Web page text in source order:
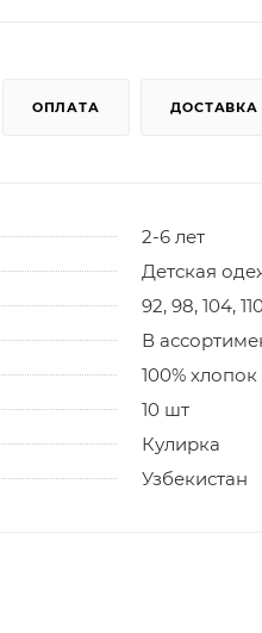
ОПЛАТА ДОСТАВКА
2-6 лет
Детская
92, 98, 104,
В
100% хлопок
10 шт
Кулирка
Узбекистан